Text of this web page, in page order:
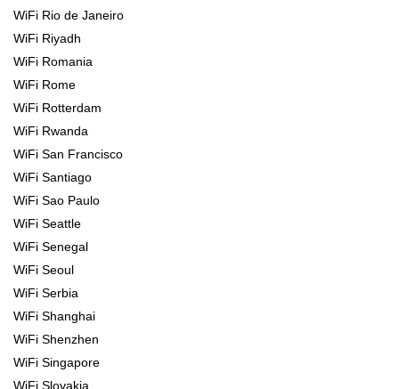
WiFi Rio de Janeiro
WiFi Riyadh
WiFi Romania
WiFi Rome
WiFi Rotterdam
WiFi Rwanda
WiFi San Francisco
WiFi Santiago
WiFi Sao Paulo
WiFi Seattle
WiFi Senegal
WiFi Seoul
WiFi Serbia
WiFi Shanghai
WiFi Shenzhen
WiFi Singapore
WiFi Slovakia